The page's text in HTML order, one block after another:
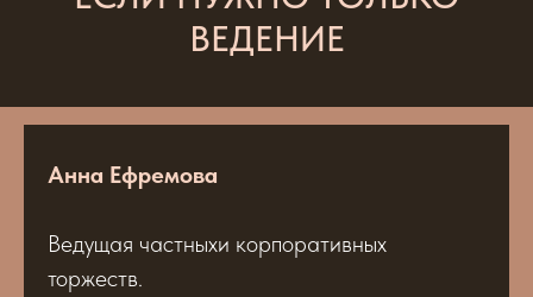
ВЕДЕНИЕ
Анна Ефремова
Ведущая частныхи корпоративных
торжеств.